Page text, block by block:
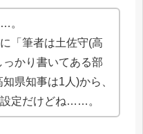
。
「筆者は土佐守(高
かり書いてある部
県知事は1人)から、
定だけどね……。